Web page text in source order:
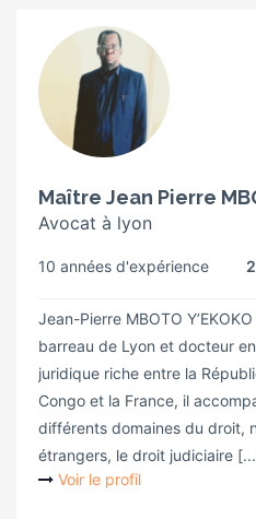
Maître Jean Pierre
Avocat à lyon
10 années d'expérience
Jean-Pierre MBOTO
barreau de Lyon et docteur
juridique riche entre la
Congo et la France, il
différents domaines du droit,
étrangers, le droit judiciaire
Voir le profil